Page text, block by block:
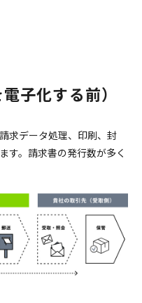
子化する前）
求データ処理、印刷、封
す。請求書の発行数が多く